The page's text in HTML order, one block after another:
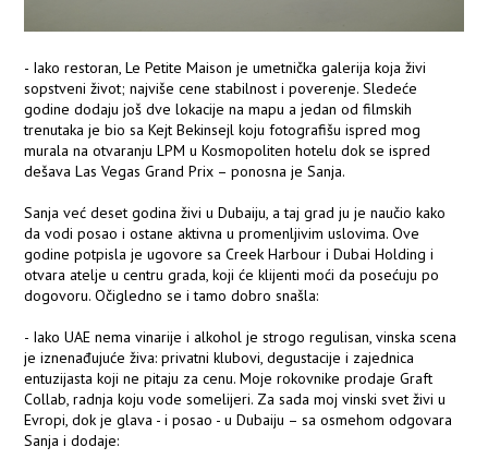
- Iako restoran, Le Petite Maison je umetnička galerija koja živi
sopstveni život; najviše cene stabilnost i poverenje. Sledeće
godine dodaju još dve lokacije na mapu a jedan od filmskih
trenutaka je bio sa Kejt Bekinsejl koju fotografišu ispred mog
murala na otvaranju LPM u Kosmopoliten hotelu dok se ispred
dešava Las Vegas Grand Prix – ponosna je Sanja.
Sanja već deset godina živi u Dubaiju, a taj grad ju je naučio kako
da vodi posao i ostane aktivna u promenljivim uslovima. Ove
godine potpisla je ugovore sa Creek Harbour i Dubai Holding i
otvara atelje u centru grada, koji će klijenti moći da posećuju po
dogovoru. Očigledno se i tamo dobro snašla:
- Iako UAE nema vinarije i alkohol je strogo regulisan, vinska scena
je iznenađujuće živa: privatni klubovi, degustacije i zajednica
entuzijasta koji ne pitaju za cenu. Moje rokovnike prodaje Graft
Collab, radnja koju vode somelijeri. Za sada moj vinski svet živi u
Evropi, dok je glava - i posao - u Dubaiju – sa osmehom odgovara
Sanja i dodaje: